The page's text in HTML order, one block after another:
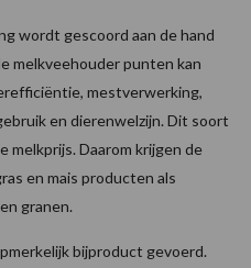
wordt gescoord aan de hand
melkveehouder punten kan
mestverwerking,
en dierenwelzijn. Dit soort
melkprijs. Daarom krijgen de
en mais producten als
granen.
bijproduct gevoerd.